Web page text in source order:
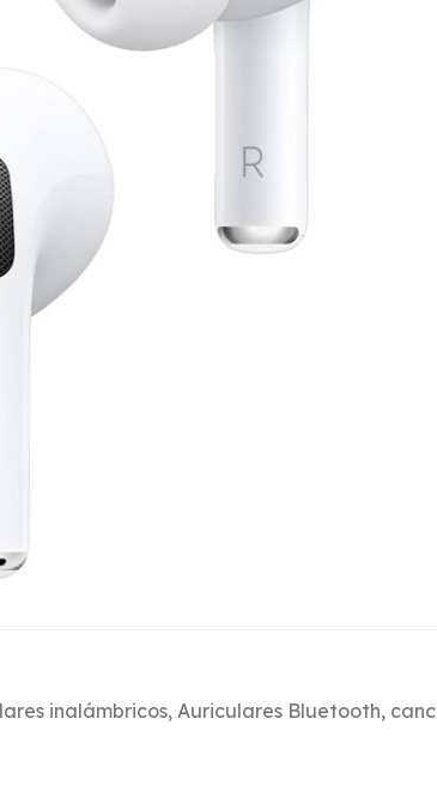
inalámbricos, Auriculares Bluetooth,